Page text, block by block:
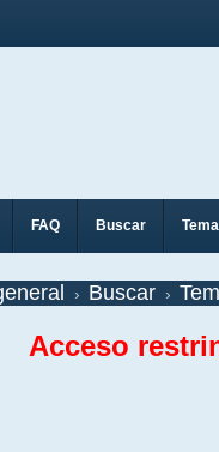
FAQ Buscar
Buscar
Acceso